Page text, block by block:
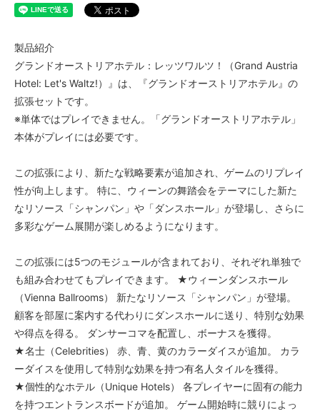
製品紹介
グランドオーストリアホテル：レッツワルツ！（Grand Austria
Hotel: Let's Waltz!）』は、『グランドオーストリアホテル』の
拡張セットです。
※単体ではプレイできません。「グランドオーストリアホテル」
本体がプレイには必要です。
この拡張により、新たな戦略要素が追加され、ゲームのリプレイ
性が向上します。 特に、ウィーンの舞踏会をテーマにした新た
なリソース「シャンパン」や「ダンスホール」が登場し、さらに
多彩なゲーム展開が楽しめるようになります。
この拡張には5つのモジュールが含まれており、それぞれ単独で
も組み合わせてもプレイできます。 ★ウィーンダンスホール
（Vienna Ballrooms） 新たなリソース「シャンパン」が登場。
顧客を部屋に案内する代わりにダンスホールに送り、特別な効果
や得点を得る。 ダンサーコマを配置し、ボーナスを獲得。
★名士（Celebrities） 赤、青、黄のカラーダイスが追加。 カラ
ーダイスを使用して特別な効果を持つ有名人タイルを獲得。
★個性的なホテル（Unique Hotels） 各プレイヤーに固有の能力
を持つエントランスボードが追加。 ゲーム開始時に競りによっ